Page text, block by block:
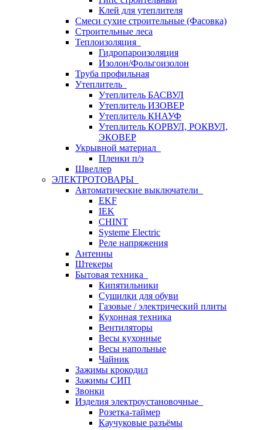
Клей для утеплителя
Смеси сухие строительные (Фасовка)
Строительные леса
Теплоизоляция
Гидропароизоляция
Изолон/Фольгоизолон
Труба профильная
Утеплитель
Утеплитель БАСВУЛ
Утеплитель ИЗОВЕР
Утеплитель КНАУФ
Утеплитель КОРВУЛ, РОКВУЛ,
ЭКОВЕР
Укрывной материал
Пленки п/э
Швеллер
ЭЛЕКТРОТОВАРЫ
Автоматические выключатели
EKF
IEK
CHINT
Systeme Electric
Реле напряжения
Антенны
Штекеры
Бытовая техника
Кипятильники
Сушилки для обуви
Газовые / электрический плиты
Кухонная техника
Вентиляторы
Весы кухонные
Весы напольные
Чайник
Зажимы крокодил
Зажимы СИП
Звонки
Изделия электроустановочные
Розетка-таймер
Каучуковые разъёмы